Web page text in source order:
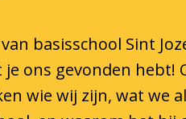
basisschool Sint
je ons gevonden hebt!
wie wij zijn, wat we